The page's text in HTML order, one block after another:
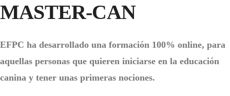
MASTER-CAN
EFPC ha desarrollado una formación 100% online, para
aquellas personas que quieren iniciarse en la educación
canina y tener unas primeras nociones.